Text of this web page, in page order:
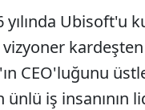
yılında Ubisoft'u
CEO'luğunu
iş insanının